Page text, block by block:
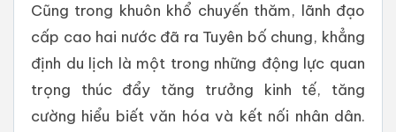
Cũng trong khuôn khổ chuyến thăm, lãnh đạo
cấp cao hai nước đã ra Tuyên bố chung, khẳng
định du lịch là một trong những động lực quan
trọng thúc đẩy tăng trưởng kinh tế, tăng
cường hiểu biết văn hóa và kết nối nhân dân.